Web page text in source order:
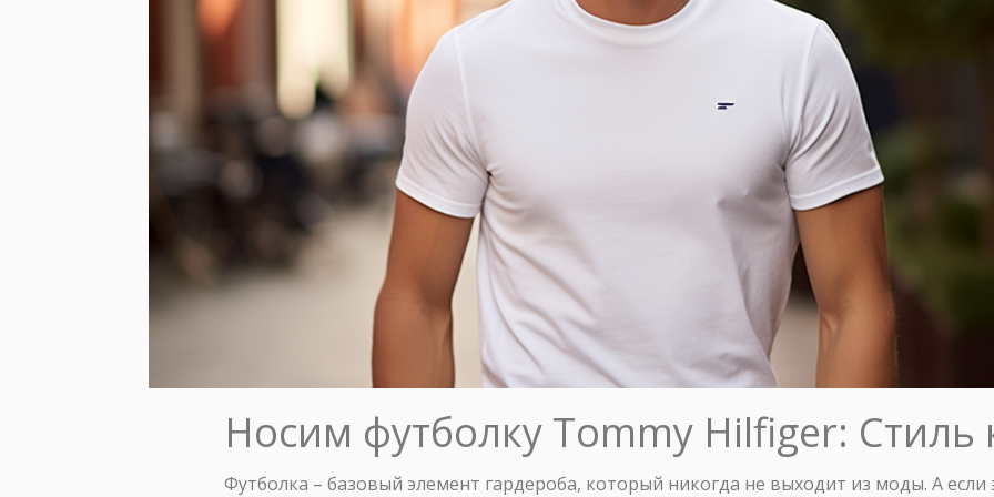
Носим футболку Tommy Hilfiger: Стиль
Футболка – базовый элемент гардероба, который никогда не выходит из моды. А если